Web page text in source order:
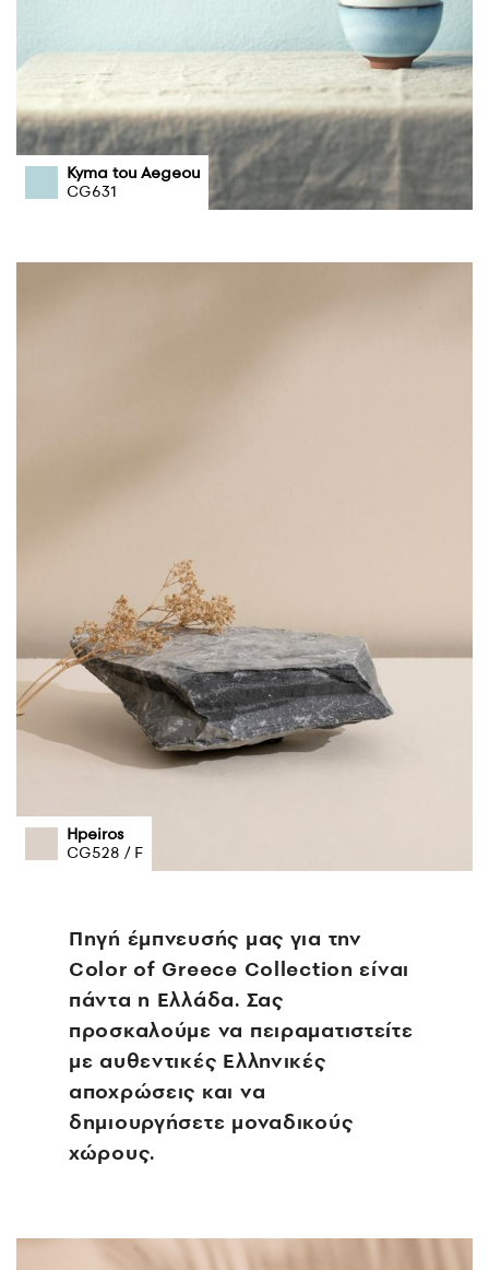
Kyma tou Aegeou
CG631
Hpeiros
CG528 / F
Πηγή έμπνευσής μας για την
Color οf Greece Collection είναι
πάντα η Ελλάδα. Σας
προσκαλούμε να πειραματιστείτε
με αυθεντικές Ελληνικές
αποχρώσεις και να
δημιουργήσετε μοναδικούς
χώρους.